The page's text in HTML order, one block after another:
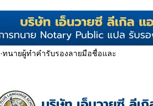
·ทนายผู้ทำคำรับรองลายมือชื่อและ